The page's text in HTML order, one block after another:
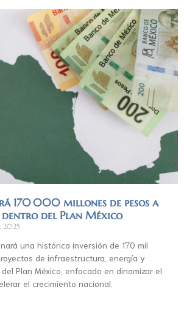
170 000 millones de pesos a
del Plan México
2025
una histórica inversión de 170 mil
de infraestructura, energía y
Plan México, enfocado en dinamizar el
el crecimiento nacional.